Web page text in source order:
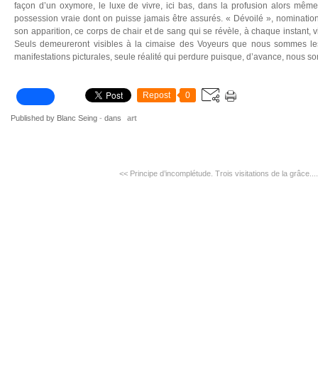
façon d’un oxymore, le luxe de vivre, ici bas, dans la profusion alors
possession vraie dont on puisse jamais être assurés. « Dévoilé »,
son apparition, ce corps de chair et de sang qui se révèle, à chaque instant,
Seuls demeureront visibles à la cimaise des Voyeurs que nous sommes
manifestations picturales, seule réalité qui perdure puisque, d’avance, nous
Repost 0
Published by Blanc Seing - dans art
<< Principe d’incomplétude. Trois visitations de la